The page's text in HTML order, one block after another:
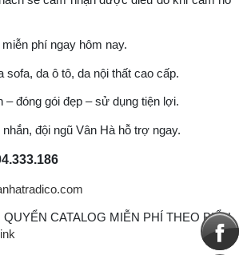
phí ngay hôm nay.
sofa, da ô tô, da nội thất cao cấp.
– đóng gói đẹp – sử dụng tiện lợi.
đội ngũ Vân Hà hỗ trợ ngay.
QUYỂN CATALOG MIỄN PHÍ THEO BIỂU